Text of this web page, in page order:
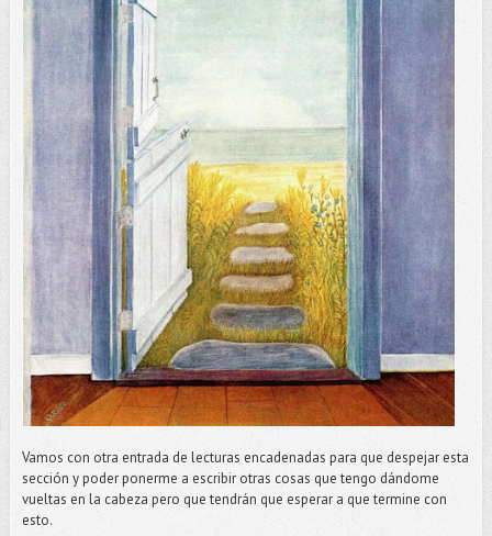
Vamos con otra entrada de lecturas encadenadas para que despejar esta
sección y poder ponerme a escribir otras cosas que tengo dándome
vueltas en la cabeza pero que tendrán que esperar a que termine con
esto.